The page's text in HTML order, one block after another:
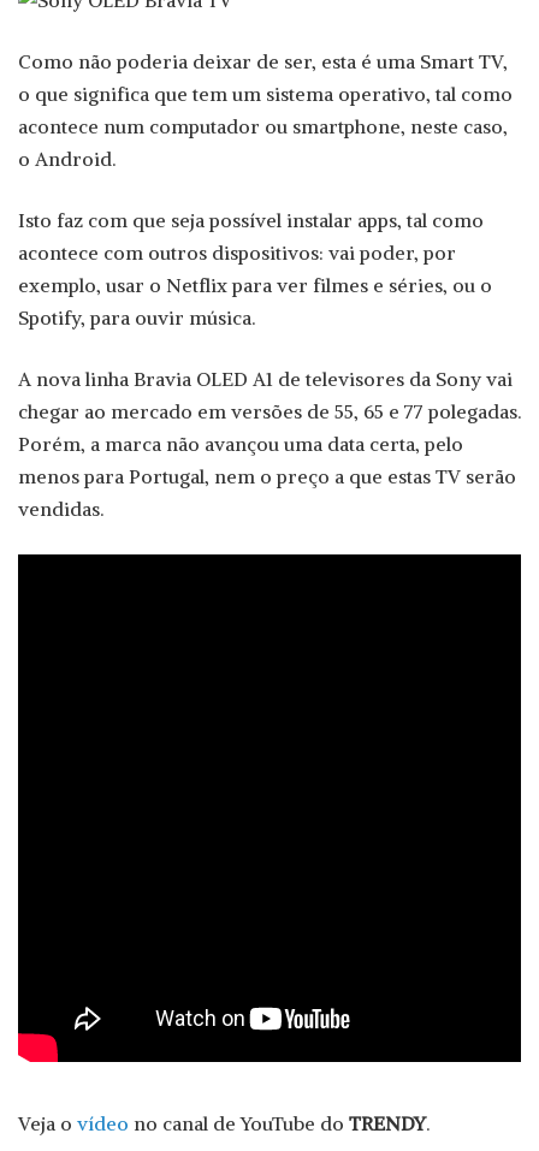
Como não poderia deixar de ser, esta é uma Smart TV,
o que significa que tem um sistema operativo, tal como
acontece num computador ou smartphone, neste caso,
o Android.
Isto faz com que seja possível instalar apps, tal como
acontece com outros dispositivos: vai poder, por
exemplo, usar o Netflix para ver filmes e séries, ou o
Spotify, para ouvir música.
A nova linha Bravia OLED A1 de televisores da Sony vai
chegar ao mercado em versões de 55, 65 e 77 polegadas.
Porém, a marca não avançou uma data certa, pelo
menos para Portugal, nem o preço a que estas TV serão
vendidas.
Veja o vídeo no canal de YouTube do TRENDY.